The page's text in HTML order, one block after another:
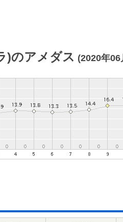
)のアメダス (2020年06